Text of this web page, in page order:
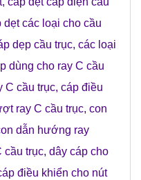
dẹt các loại cho cầu
dẹp cầu trục, các loại
dùng cho ray C cầu
C cầu trục, cáp điều
ray C cầu trục, con
dẫn hướng ray
cầu trục, dây cáp cho
điều khiển cho nút